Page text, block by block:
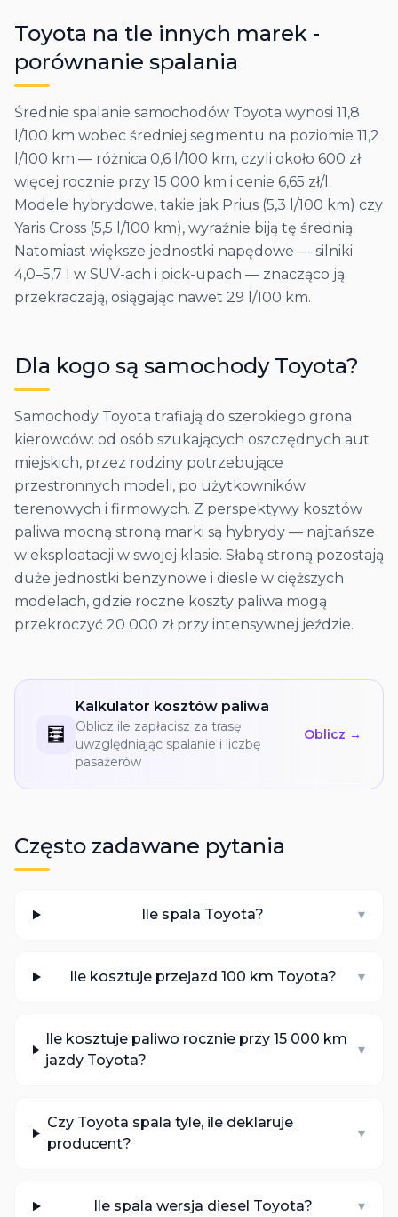
Toyota na tle innych marek -
porównanie spalania
Średnie spalanie samochodów Toyota wynosi 11,8
l/100 km wobec średniej segmentu na poziomie 11,2
l/100 km — różnica 0,6 l/100 km, czyli około 600 zł
więcej rocznie przy 15 000 km i cenie 6,65 zł/l.
Modele hybrydowe, takie jak Prius (5,3 l/100 km) czy
Yaris Cross (5,5 l/100 km), wyraźnie biją tę średnią.
Natomiast większe jednostki napędowe — silniki
4,0–5,7 l w SUV-ach i pick-upach — znacząco ją
przekraczają, osiągając nawet 29 l/100 km.
Dla kogo są samochody Toyota?
Samochody Toyota trafiają do szerokiego grona
kierowców: od osób szukających oszczędnych aut
miejskich, przez rodziny potrzebujące
przestronnych modeli, po użytkowników
terenowych i firmowych. Z perspektywy kosztów
paliwa mocną stroną marki są hybrydy — najtańsze
w eksploatacji w swojej klasie. Słabą stroną pozostają
duże jednostki benzynowe i diesle w cięższych
modelach, gdzie roczne koszty paliwa mogą
przekroczyć 20 000 zł przy intensywnej jeździe.
🧮
Kalkulator kosztów paliwa
Oblicz ile zapłacisz za trasę
uwzględniając spalanie i liczbę
pasażerów
Oblicz →
Często zadawane pytania
Ile spala Toyota? ▾
Ile kosztuje przejazd 100 km Toyota? ▾
Ile kosztuje paliwo rocznie przy 15 000 km
jazdy Toyota?
▾
Czy Toyota spala tyle, ile deklaruje
producent?
▾
Ile spala wersja diesel Toyota? ▾